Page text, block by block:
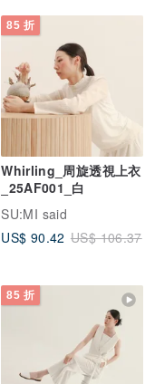
85 折
Whirling_周旋透視上衣
_25AF001_白
SU:MI said
US$ 90.42 US$ 106.37
85 折